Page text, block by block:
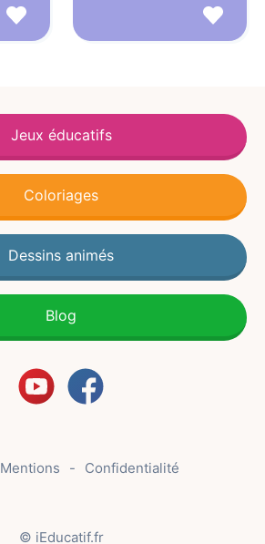
Jeux éducatifs
Coloriages
Dessins animés
Blog
Mentions Confidentialité
© iEducatif.fr